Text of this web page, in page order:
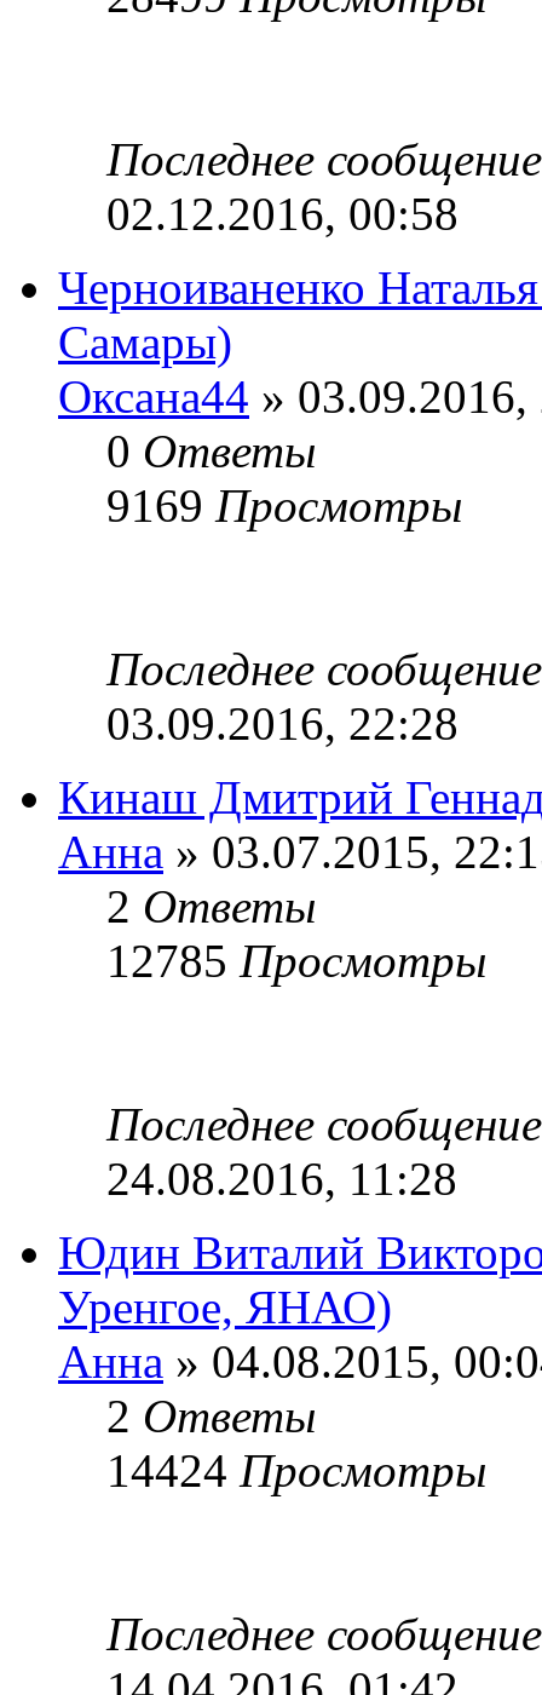
Последнее
02.12.2016, 00:58
Черноиваненко
Самары)
Оксана44 » 03.09.2016,
0 Ответы
9169 Просмотры
Последнее
03.09.2016, 22:28
Кинаш Дмитрий
Анна » 03.07.2015,
2 Ответы
12785 Просмотры
Последнее
24.08.2016, 11:28
Юдин Виталий
Уренгое, ЯНАО)
Анна » 04.08.2015,
2 Ответы
14424 Просмотры
Последнее